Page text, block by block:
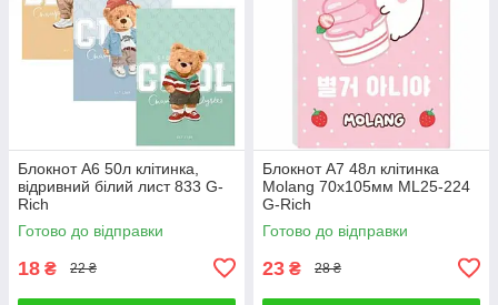
Блокнот А6 50л клітинка,
відривний білий лист 833 G-
Rich
Готово до відправки
18 ₴ 22 ₴
Блокнот А7 48л клітинка
Molang 70х105мм ML25-224
G-Rich
Готово до відправки
23 ₴ 28 ₴